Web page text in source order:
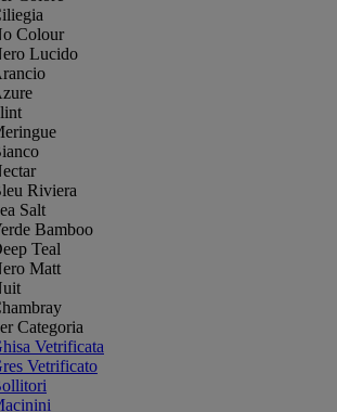
Colour
Lucido
Riviera
Salt
Bamboo
Teal
Matt
Categoria
Vetrificata
Vetrificato